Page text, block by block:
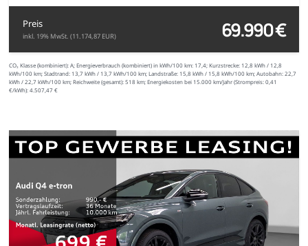
Preis
inkl. 19% MwSt. (11.174,87 EUR) 69.990 €
CO₂ Klasse (kombiniert): A; Energieverbrauch (kombiniert) in kWh/100 km: 17,4; Kurzstrecke: 12,8 kWh / 12,8
kWh/100 km; Stadtrand: 13,7 kWh / 13,7 kWh/100 km; Landstraße: 15,8 kWh / 15,8 kWh/100 km; Autobahn: 22,7
kWh / 22,7 kWh/100 km; Reichweite (gesamt): 518 km; Energiekosten bei 15.000 km/Jahr (Strompreis: 0,41
€/kWh): 4.507,47 €